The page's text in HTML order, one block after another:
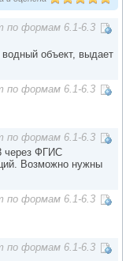
по формам 6.1-6.3
объект, выдает
по формам 6.1-6.3
по формам 6.1-6.3
через ФГИС
Возможно нужны
по формам 6.1-6.3
по формам 6.1-6.3